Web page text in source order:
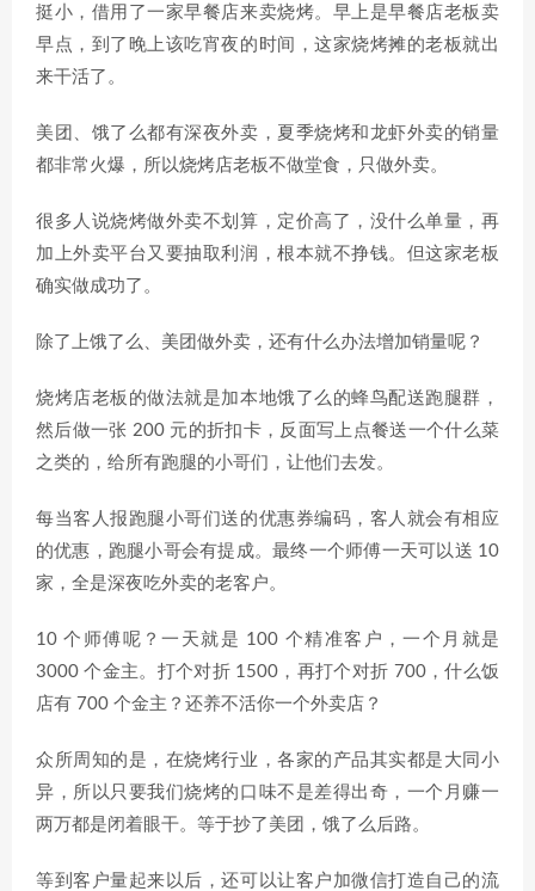
挺小，借用了一家早餐店来卖烧烤。早上是早餐店老板卖
早点，到了晚上该吃宵夜的时间，这家烧烤摊的老板就出
来干活了。
美团、饿了么都有深夜外卖，夏季烧烤和龙虾外卖的销量
都非常火爆，所以烧烤店老板不做堂食，只做外卖。
很多人说烧烤做外卖不划算，定价高了，没什么单量，再
加上外卖平台又要抽取利润，根本就不挣钱。但这家老板
确实做成功了。
除了上饿了么、美团做外卖，还有什么办法增加销量呢？
烧烤店老板的做法就是加本地饿了么的蜂鸟配送跑腿群，
然后做一张 200 元的折扣卡，反面写上点餐送一个什么菜
之类的，给所有跑腿的小哥们，让他们去发。
每当客人报跑腿小哥们送的优惠券编码，客人就会有相应
的优惠，跑腿小哥会有提成。最终一个师傅一天可以送 10
家，全是深夜吃外卖的老客户。
10 个师傅呢？一天就是 100 个精准客户，一个月就是
3000 个金主。打个对折 1500，再打个对折 700，什么饭
店有 700 个金主？还养不活你一个外卖店？
众所周知的是，在烧烤行业，各家的产品其实都是大同小
异，所以只要我们烧烤的口味不是差得出奇，一个月赚一
两万都是闭着眼干。等于抄了美团，饿了么后路。
等到客户量起来以后，还可以让客户加微信打造自己的流